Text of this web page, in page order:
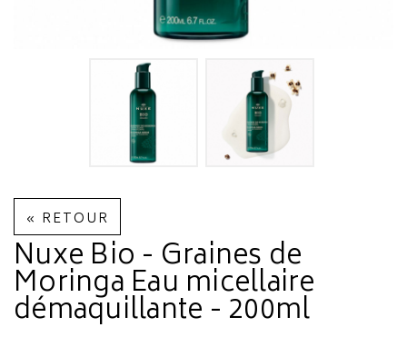
« RETOUR
Nuxe Bio - Graines de
Moringa Eau micellaire
démaquillante - 200ml